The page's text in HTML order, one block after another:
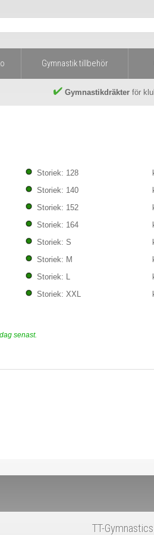
Gymnastik tillbehör
Gymnastikdräkter för
Storiek: 128
Storiek: 140
Storiek: 152
Storiek: 164
Storiek: S
Storiek: M
Storiek: L
Storiek: XXL
senast.
TT-